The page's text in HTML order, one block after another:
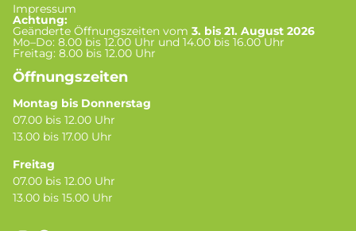
Impressum
Achtung:
Geänderte Öffnungszeiten vom 3. bis 21. August 2026
Mo–Do: 8.00 bis 12.00 Uhr und 14.00 bis 16.00 Uhr
Freitag: 8.00 bis 12.00 Uhr
Öffnungszeiten
Montag bis Donnerstag
07.00 bis 12.00 Uhr
13.00 bis 17.00 Uhr
Freitag
07.00 bis 12.00 Uhr
13.00 bis 15.00 Uhr